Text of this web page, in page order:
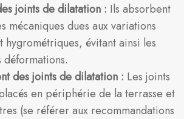
joints de dilatation : Ils absorbent
mécaniques dues aux variations
hygrométriques, évitant ainsi les
déformations.
des joints de dilatation : Les joints
en périphérie de la terrasse et
(se référer aux recommandations